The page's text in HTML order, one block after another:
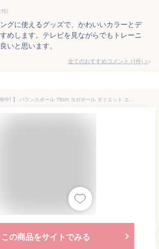
性)
グに使えるグッズで、かわいいカラーとデ
めします。テレビを見ながらでもトレーニ
いと思います。
全てのおすすめコメント (1件) >
【 クーポン配布中! 】 バランスボール 75cm ヨガボール ダイエット エクササイズ ヨガ ピラティス ダイエット器具 ストレッチ 体幹トレーニング 人気 エクササイズボール 運動 フットポンプ付 メーカー保証付き vi0426
この商品をサイトでみる